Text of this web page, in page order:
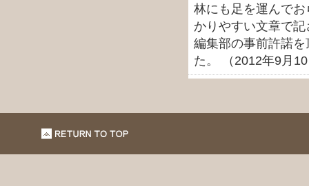
林にも足を運んで
かりやすい文章で
編集部の事前許諾
た。 （2012年9月